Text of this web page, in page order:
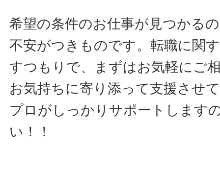
希望の条件のお仕事が見つかる
不安がつきものです。転職に関
すつもりで、まずはお気軽にご
お気持ちに寄り添って支援させ
プロがしっかりサポートします
い！！